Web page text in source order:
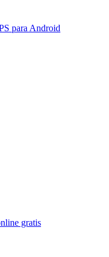
para Android
gratis